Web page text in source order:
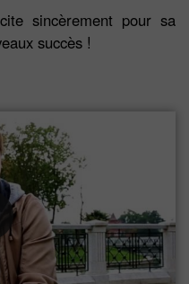
sincèrement pour sa
succès !